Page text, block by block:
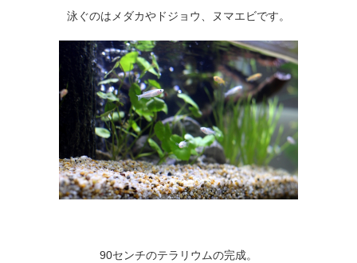
泳ぐのはメダカやドジョウ、ヌマエビです。
90センチのテラリウムの完成。